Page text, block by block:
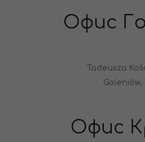
Офис
Tadeusza
Goleniów,
Офис